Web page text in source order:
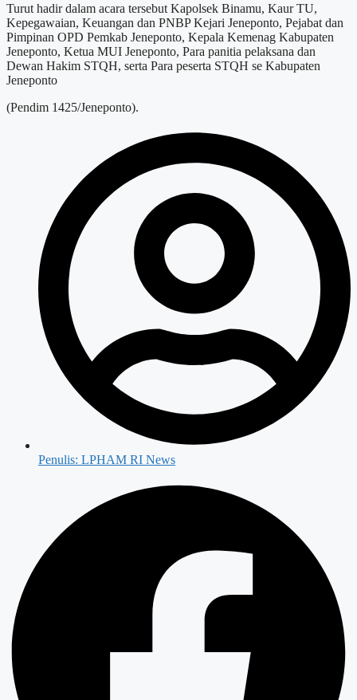
Turut hadir dalam acara tersebut Kapolsek Binamu, Kaur TU,
Kepegawaian, Keuangan dan PNBP Kejari Jeneponto, Pejabat dan
Pimpinan OPD Pemkab Jeneponto, Kepala Kemenag Kabupaten
Jeneponto, Ketua MUI Jeneponto, Para panitia pelaksana dan
Dewan Hakim STQH, serta Para peserta STQH se Kabupaten
Jeneponto
(Pendim 1425/Jeneponto).
Penulis: LPHAM RI News